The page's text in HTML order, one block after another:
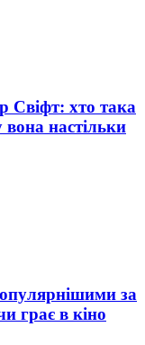
Свіфт: хто така
настільки
за
грає в кіно